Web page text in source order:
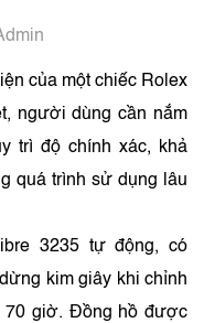
của một chiếc Rolex
người dùng cần nắm
trì độ chính xác, khả
quá trình sử dụng lâu
3235 tự động, có
kim giây khi chỉnh
70 giờ. Đồng hồ được